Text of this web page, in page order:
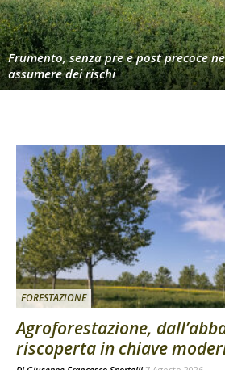
Frumento, senza pre e post precoce
assumere dei rischi
FORESTAZIONE
Agroforestazione,
riscoperta in chiave